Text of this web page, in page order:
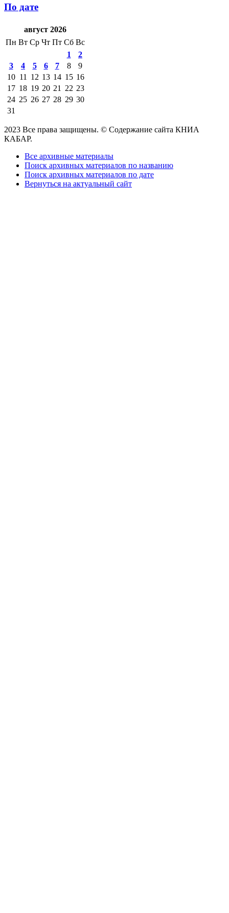
По дате
август 2026
Пн Вт Ср Чт Пт Сб Вс
1
2
3
4 5 6 7 8
9
10 11 12 13 14 15 16
17 18 19 20 21 22 23
24 25 26 27 28 29 30
31
2023 Все права защищены. © Содержание сайта КНИА
КАБАР.
Все архивные материалы
Поиск архивных материалов по названию
Поиск архивных материалов по дате
Вернуться на актуальный сайт